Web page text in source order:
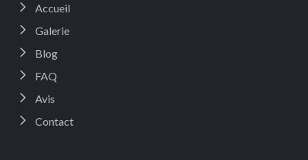
Accueil
Galerie
Blog
FAQ
Avis
Contact